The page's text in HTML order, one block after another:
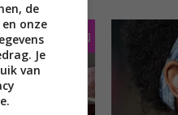
de
onze
Je
van